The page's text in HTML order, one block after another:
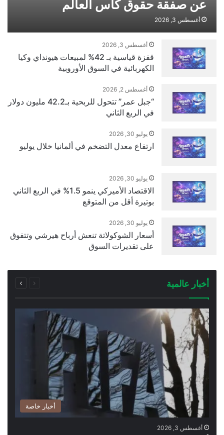
عن صفقة حقوق كأس العالم
أغسطس 3, 2026
أغسطس 3, 2026
قفزة قياسية بـ 42% لمبيعات هيونداي وكيا
الكهربائية في السوق الأوروبية
أغسطس 2, 2026
“جبل عمر” تتحول للربحية بـ42.2 مليون دولار
في الربع الثاني
يوليو 30, 2026
ارتفاع معدل التضخم في ألمانيا خلال يوليو
يوليو 30, 2026
الاقتصاد الأميركي ينمو 1.5% في الربع الثاني
بوتيرة أقل من المتوقع
يوليو 30, 2026
أسعار الشوكولاتة تنعش أرباح هيرشي وتتفوق
على تقديرات السوق
أخبار عالمية
الصفحة
أخبار خاصة
أغسطس 3, 2026